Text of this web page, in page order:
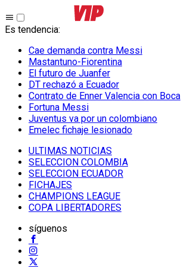
Es tendencia:
Cae demanda contra Messi
Mastantuno-Fiorentina
El futuro de Juanfer
DT rechazó a Ecuador
Contrato de Enner Valencia con Boca
Fortuna Messi
Juventus va por un colombiano
Emelec fichaje lesionado
ULTIMAS NOTICIAS
SELECCION COLOMBIA
SELECCION ECUADOR
FICHAJES
CHAMPIONS LEAGUE
COPA LIBERTADORES
síguenos